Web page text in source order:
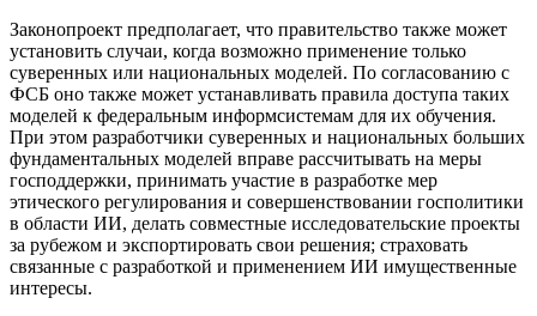
Законопроект предполагает, что правительство также может
установить случаи, когда возможно применение только
суверенных или национальных моделей. По согласованию с
ФСБ оно также может устанавливать правила доступа таких
моделей к федеральным информсистемам для их обучения.
При этом разработчики суверенных и национальных больших
фундаментальных моделей вправе рассчитывать на меры
господдержки, принимать участие в разработке мер
этического регулирования и совершенствовании госполитики
в области ИИ, делать совместные исследовательские проекты
за рубежом и экспортировать свои решения; страховать
связанные с разработкой и применением ИИ имущественные
интересы.